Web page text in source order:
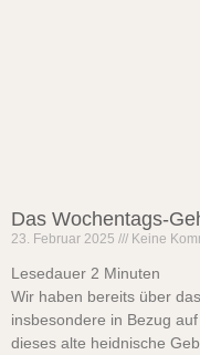
Das Wochentags-
23. Februar 2025 Keine
Lesedauer 2 Minuten
Wir haben bereits über
insbesondere in Bezug
dieses alte heidnische